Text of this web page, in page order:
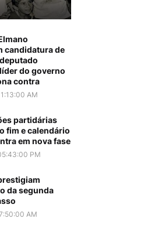
candidatura de
do governo
contra
AM
partidárias
fim e calendário
em nova fase
PM
da segunda
AM